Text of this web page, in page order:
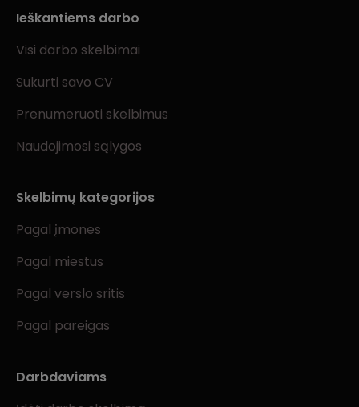
Ieškantiems darbo
Visi darbo skelbimai
Sukurti savo CV
Prenumeruoti skelbimus
Naudojimosi sąlygos
Skelbimų kategorijos
Pagal įmones
Pagal miestus
Pagal verslo sritis
Pagal pareigas
Darbdaviams